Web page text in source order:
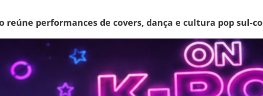
reúne performances de covers, dança e cultura pop sul-